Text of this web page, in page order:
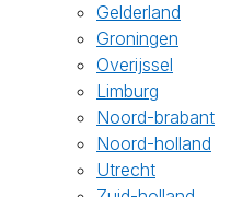
Gelderland
Groningen
Overijssel
Limburg
Noord-brabant
Noord-holland
Utrecht